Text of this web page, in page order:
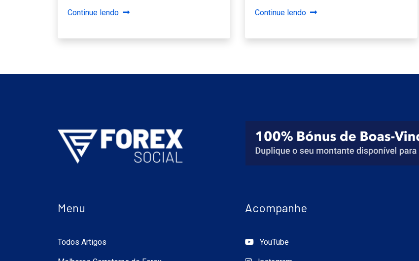
Continue lendo Continue lendo
Menu
Todos Artigos
Acompanhe
YouTube